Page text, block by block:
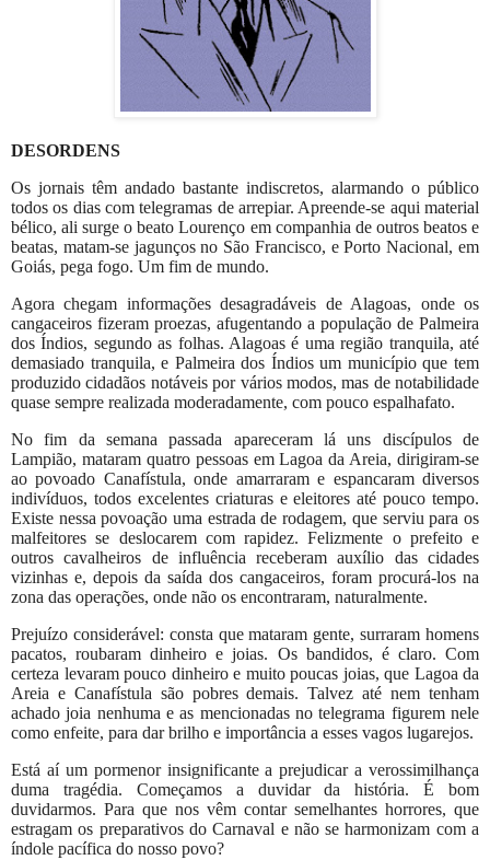
DESORDENS
Os jornais têm andado bastante indiscretos, alarmando o público
todos os dias com telegramas de arrepiar. Apreende-se aqui material
bélico, ali surge o beato Lourenço em companhia de outros beatos e
beatas, matam-se jagunços no São Francisco, e Porto Nacional, em
Goiás, pega fogo. Um fim de mundo.
Agora chegam informações desagradáveis de Alagoas, onde os
cangaceiros fizeram proezas, afugentando a população de Palmeira
dos Índios, segundo as folhas. Alagoas é uma região tranquila, até
demasiado tranquila, e Palmeira dos Índios um município que tem
produzido cidadãos notáveis por vários modos, mas de notabilidade
quase sempre realizada moderadamente, com pouco espalhafato.
No fim da semana passada apareceram lá uns discípulos de
Lampião, mataram quatro pessoas em Lagoa da Areia, dirigiram-se
ao povoado Canafístula, onde amarraram e espancaram diversos
indivíduos, todos excelentes criaturas e eleitores até pouco tempo.
Existe nessa povoação uma estrada de rodagem, que serviu para os
malfeitores se deslocarem com rapidez. Felizmente o prefeito e
outros cavalheiros de influência receberam auxílio das cidades
vizinhas e, depois da saída dos cangaceiros, foram procurá-los na
zona das operações, onde não os encontraram, naturalmente.
Prejuízo considerável: consta que mataram gente, surraram homens
pacatos, roubaram dinheiro e joias. Os bandidos, é claro. Com
certeza levaram pouco dinheiro e muito poucas joias, que Lagoa da
Areia e Canafístula são pobres demais. Talvez até nem tenham
achado joia nenhuma e as mencionadas no telegrama figurem nele
como enfeite, para dar brilho e importância a esses vagos lugarejos.
Está aí um pormenor insignificante a prejudicar a verossimilhança
duma tragédia. Começamos a duvidar da história. É bom
duvidarmos. Para que nos vêm contar semelhantes horrores, que
estragam os preparativos do Carnaval e não se harmonizam com a
índole pacífica do nosso povo?